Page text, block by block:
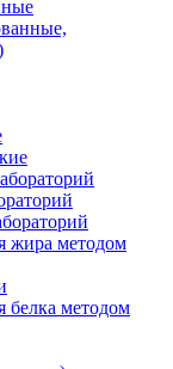
жира методом
белка методом